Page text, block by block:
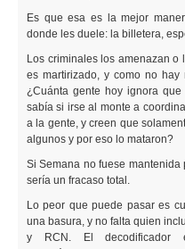
Es que esa es la mejor
donde les duele: la billetera,
Los criminales los amenazan
es martirizado, y como no hay
¿Cuánta gente hoy ignora
sabía si irse al monte a
a la gente, y creen que
algunos y por eso lo mataron?
Si Semana no fuese
sería un fracaso total.
Lo peor que puede pasar es
una basura, y no falta quien
y RCN. El decodificador